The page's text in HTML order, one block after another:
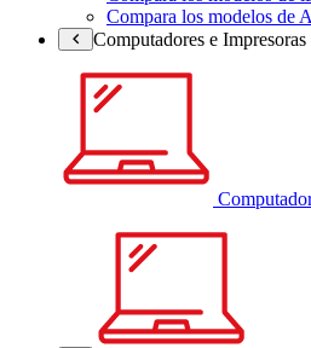
Compara los modelos de
Computadores e Impresoras